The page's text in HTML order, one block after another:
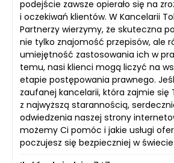
podejście zawsze opierało się na
i oczekiwań klientów. W Kancelarii
Partnerzy wierzymy, że skuteczna
nie tylko znajomość przepisów, ale
umiejętność zastosowania ich w
temu, nasi klienci mogą liczyć na
etapie postępowania prawnego.
zaufanej kancelarii, która zajmie się
z najwyższą starannością,
odwiedzenia naszej strony
możemy Ci pomóc i jakie usługi
poczujesz się bezpieczniej w